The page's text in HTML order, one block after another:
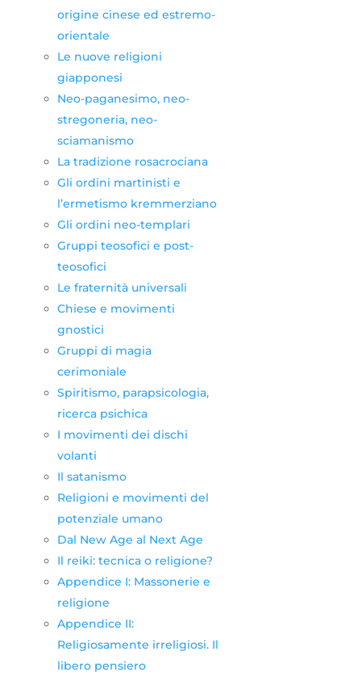
origine cinese ed estremo-
orientale
Le nuove religioni
giapponesi
Neo-paganesimo, neo-
stregoneria, neo-
sciamanismo
La tradizione rosacrociana
Gli ordini martinisti e
l’ermetismo kremmerziano
Gli ordini neo-templari
Gruppi teosofici e post-
teosofici
Le fraternità universali
Chiese e movimenti
gnostici
Gruppi di magia
cerimoniale
Spiritismo, parapsicologia,
ricerca psichica
I movimenti dei dischi
volanti
Il satanismo
Religioni e movimenti del
potenziale umano
Dal New Age al Next Age
Il reiki: tecnica o religione?
Appendice I: Massonerie e
religione
Appendice II:
Religiosamente irreligiosi. Il
libero pensiero